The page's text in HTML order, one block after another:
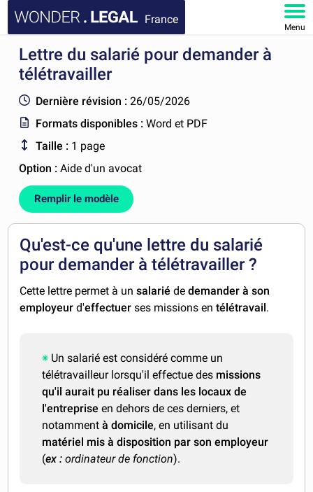
France
Menu
ACCUEIL
FAQ
MON COMPTE
Lettre du salarié pour demander à
télétravailler
Dernière révision : 26/05/2026
Formats disponibles :Word et PDF
Taille : 1 page
Option :Aide d'un avocat
Remplir le modèle
Qu'est-ce qu'une lettre du salarié
pour demander à télétravailler ?
Cette lettre permet à un salarié dedemander à son
employeur d'effectuerses missions en télétravail .
Un salarié est considéré comme un
télétravailleur lorsqu'il effectue des missions
qu'il aurait pu réaliser dans les locaux de
l'entreprise en dehors de ces derniers, et
notammentà domicile, en utilisant du
matériel mis à disposition par son employeur
(ex : ordinateur de fonction).